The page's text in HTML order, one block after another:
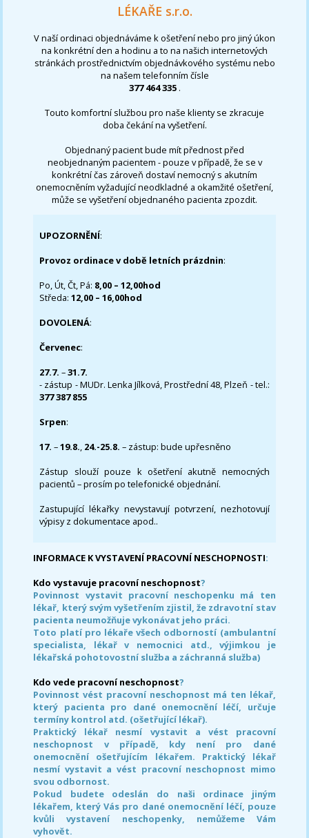
LÉKAŘE s.r.o.
V naší ordinaci objednáváme k ošetření nebo pro jiný úkon
na konkrétní den a hodinu a to na našich internetových
stránkách prostřednictvím objednávkového systému nebo
na našem telefonním čísle
377 464 335 .
Touto komfortní službou pro naše klienty se zkracuje
doba čekání na vyšetření.
Objednaný pacient bude mít přednost před
neobjednaným pacientem - pouze v případě, že se v
konkrétní čas zároveň dostaví nemocný s akutním
onemocněním vyžadující neodkladné a okamžité ošetření,
může se vyšetření objednaného pacienta zpozdit.
UPOZORNĚNÍ:
Provoz ordinace v době letních prázdnin:
Po, Út, Čt, Pá: 8,00 – 12,00hod
Středa:12,00 – 16,00hod
DOVOLENÁ:
Červenec:
27.7.–31.7.
- zástup - MUDr. Lenka Jílková, Prostřední 48, Plzeň - tel.:
377 387 855
Srpen:
17. –19.8., 24.-25.8. – zástup: bude upřesněno
Zástup slouží pouze k ošetření akutně nemocných
pacientů – prosím po telefonické objednání.
Zastupující lékařky nevystavují potvrzení, nezhotovují
výpisy z dokumentace apod..
INFORMACE K VYSTAVENÍ PRACOVNÍ NESCHOPNOSTI:
Kdo vystavuje pracovní neschopnost?
Povinnost vystavit pracovní neschopenku má ten
lékař, který svým vyšetřením zjistil, že zdravotní stav
pacienta neumožňuje vykonávat jeho práci.
Toto platí pro lékaře všech odborností (ambulantní
specialista, lékař v nemocnici atd., výjimkou je
lékařská pohotovostní služba a záchranná služba)
Kdo vede pracovní neschopnost?
Povinnost vést pracovní neschopnost má ten lékař,
který pacienta pro dané onemocnění léčí, určuje
termíny kontrol atd. (ošetřující lékař).
Praktický lékař nesmí vystavit a vést pracovní
neschopnost v případě, kdy není pro dané
onemocnění ošetřujícím lékařem. Praktický lékař
nesmí vystavit a vést pracovní neschopnost mimo
svou odbornost.
Pokud budete odeslán do naši ordinace jiným
lékařem, který Vás pro dané onemocnění léčí, pouze
kvůli vystavení neschopenky, nemůžeme Vám
vyhovět.